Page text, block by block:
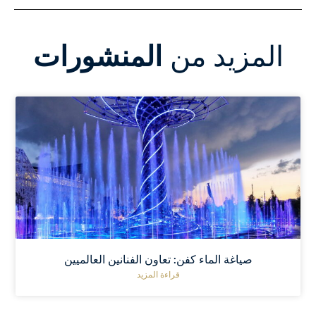
المزيد من المنشورات
صياغة الماء كفن: تعاون الفنانين العالميين
قراءة المزيد